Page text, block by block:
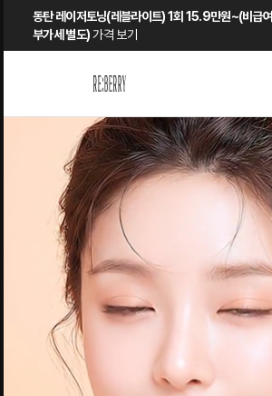
동탄 레이저토닝(레블라이트) 1회 15.9만원~(비급여,
부가세 별도) 가격 보기